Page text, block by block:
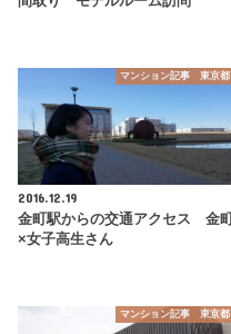
マンション記事 東京都
2016.12.19
金町駅からの交通アクセス 金町
×女子高生さん
マンション記事 東京都